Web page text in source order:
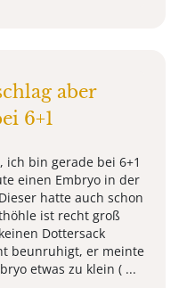
aber
6+1
ich bin gerade bei 6+1
einen Embryo in der
hatte auch schon
ist recht groß
Dottersack
beunruhigt, er meinte
etwas zu klein ( ...